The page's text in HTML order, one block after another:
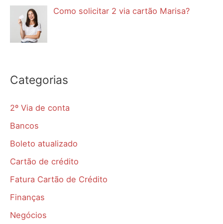
Como solicitar 2 via cartão Marisa?
Categorias
2º Via de conta
Bancos
Boleto atualizado
Cartão de crédito
Fatura Cartão de Crédito
Finanças
Negócios